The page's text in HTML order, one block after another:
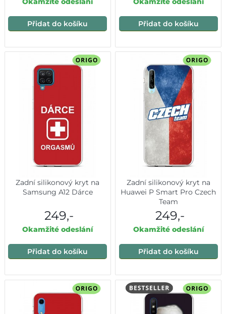
Přidat do košíku Přidat do košíku
Zadní silikonový kryt na
Samsung A12 Dárce
249,-
Okamžité odeslání
Přidat do košíku
Zadní silikonový kryt na
Huawei P Smart Pro Czech
Team
249,-
Okamžité odeslání
Přidat do košíku